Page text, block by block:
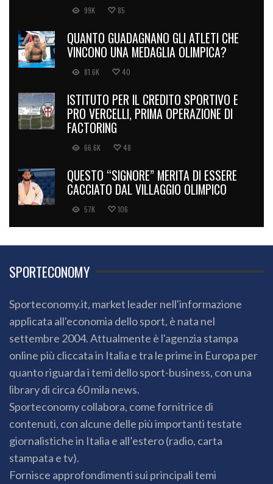
99K 85
QUANTO GUADAGNANO GLI ATLETI CHE
VINCONO UNA MEDAGLIA OLIMPICA?
81.6K 40
ISTITUTO PER IL CREDITO SPORTIVO E
PRO VERCELLI, PRIMA OPERAZIONE DI
FACTORING
66.6K 48
QUESTO “SIGNORE” MERITA DI ESSERE
CACCIATO DAL VILLAGGIO OLIMPICO
57K 106
SPORTECONOMY
Sporteconomy.it, market leader nell'informazione
applicata all'economia dello sport, è nata nel
settembre 2004. Attualmente è l'agenzia stampa
online più cliccata in Italia e tra le prime in Europa per
quanto riguarda i temi dello sport-business, con una
library di circa 60 mila news.
Sporteconomy collabora, come fornitrice di
contenuti, con alcune delle più importanti testate
giornalistiche in Italia e all’estero (radio, carta
stampata e tv).
Fornisce approfondimenti sui principali temi